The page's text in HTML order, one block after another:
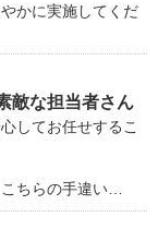
かに実施してくだ
敵な担当者さん
してお任せするこ
ちらの手違い…